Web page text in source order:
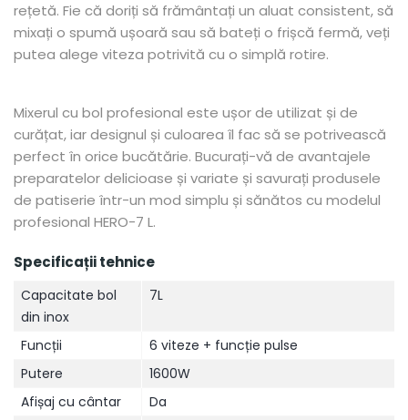
rețetă. Fie că doriți să frământați un aluat consistent, să
mixați o spumă ușoară sau să bateți o frișcă fermă, veți
putea alege viteza potrivită cu o simplă rotire.
Mixerul cu bol profesional este ușor de utilizat și de
curățat, iar designul și culoarea îl fac să se potrivească
perfect în orice bucătărie. Bucurați-vă de avantajele
preparatelor delicioase și variate și savurați produsele
de patiserie într-un mod simplu și sănătos cu modelul
profesional HERO-7 L.
Specificații tehnice
Capacitate bol
din inox
7L
Funcții
6 viteze + funcție pulse
Putere
1600W
Afișaj cu cântar
Da